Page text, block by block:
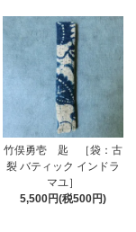
竹俣勇壱 匙 ［袋：古
裂 バティック インドラ
マユ］
5,500円(税500円)